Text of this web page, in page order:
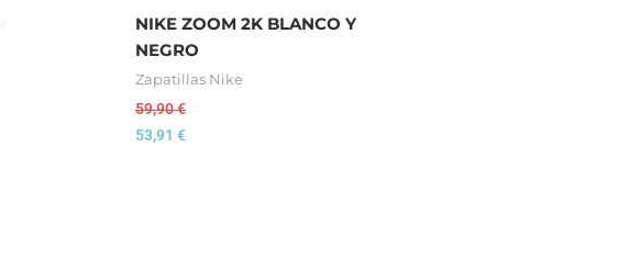
NIKE ZOOM 2K BLANCO Y
NEGRO
Zapatillas Nike
59,90€
53,91 €